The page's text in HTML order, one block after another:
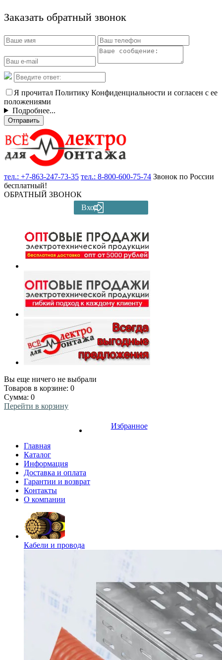
Заказать обратный звонок
Я прочитал Политику Конфиденциальности и согласен с ее
положениями
Подробнее...
Отправить
тел.: +7-863-247-73-35 тел.: 8-800-600-75-74 Звонок по России
бесплатный!
ОБРАТНЫЙ ЗВОНОК
Вход
Вы еще ничего не выбрали
Товаров в корзине: 0
Сумма: 0
Перейти в корзину
Избранное
Главная
Каталог
Информация
Доставка и оплата
Гарантии и возврат
Контакты
О компании
Кабели и провода